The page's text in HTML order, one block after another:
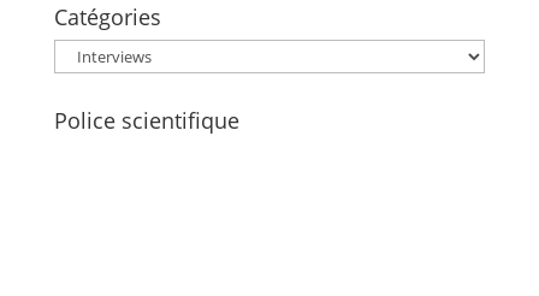
Catégories
Catégories
Police scientifique